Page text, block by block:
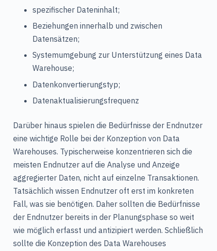
spezifischer Dateninhalt;
Beziehungen innerhalb und zwischen
Datensätzen;
Systemumgebung zur Unterstützung eines Data
Warehouse;
Datenkonvertierungstyp;
Datenaktualisierungsfrequenz
Darüber hinaus spielen die Bedürfnisse der Endnutzer
eine wichtige Rolle bei der Konzeption von Data
Warehouses. Typischerweise konzentrieren sich die
meisten Endnutzer auf die Analyse und Anzeige
aggregierter Daten, nicht auf einzelne Transaktionen.
Tatsächlich wissen Endnutzer oft erst im konkreten
Fall, was sie benötigen. Daher sollten die Bedürfnisse
der Endnutzer bereits in der Planungsphase so weit
wie möglich erfasst und antizipiert werden. Schließlich
sollte die Konzeption des Data Warehouses